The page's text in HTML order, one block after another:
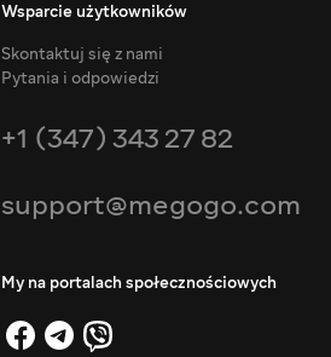
Wsparcie użytkowników
Skontaktuj się z nami
Pytania i odpowiedzi
+1 (347) 343 27 82
support@megogo.com
My na portalach społecznościowych